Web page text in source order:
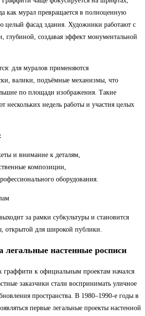
как мурал превращается в полноценную
целый фасад здания. Художники работают с
глубиной, создавая эффект монументальной
для муралов применяются
валики, подъёмные механизмы, что
по площади изображения. Такие
нескольких недель работы и участия целых
и внимание к деталям,
композиции,
оборудования.
за рамки субкультуры и становится
открытой для широкой публики.
легальные настенные росписи
граффити к официальным проектам начался
заказчики стали воспринимать уличное
пространства. В 1980–1990-е годы в
первые легальные проекты настенной